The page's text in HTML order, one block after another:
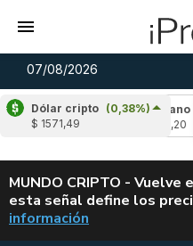
07/08/2026
Dólar cripto (0,38%)
$ 1571,49
Cardano
MUNDO CRIPTO -
esta señal define los
información